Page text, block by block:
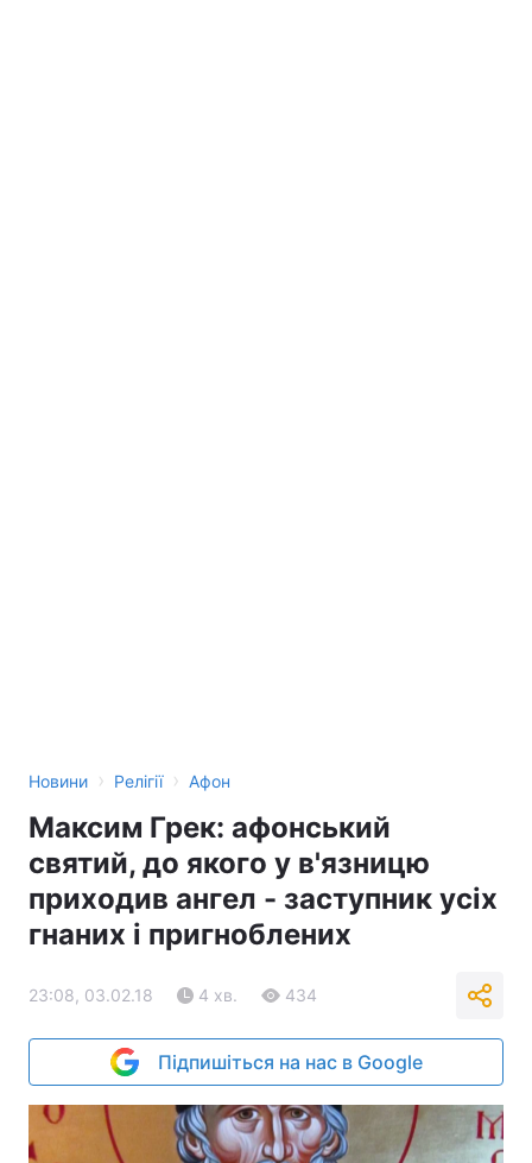
Новини › Релігії › Афон
Максим Грек: афонський
святий, до якого у в'язницю
приходив ангел - заступник усіх
гнаних і пригноблених
23:08, 03.02.18 4 хв. 434
Підпишіться на нас в Google